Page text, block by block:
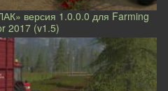
версия 1.0.0.0 для Farming
2017 (v1.5)